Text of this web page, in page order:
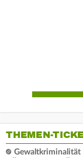
THEMEN-
Gewaltkriminalität